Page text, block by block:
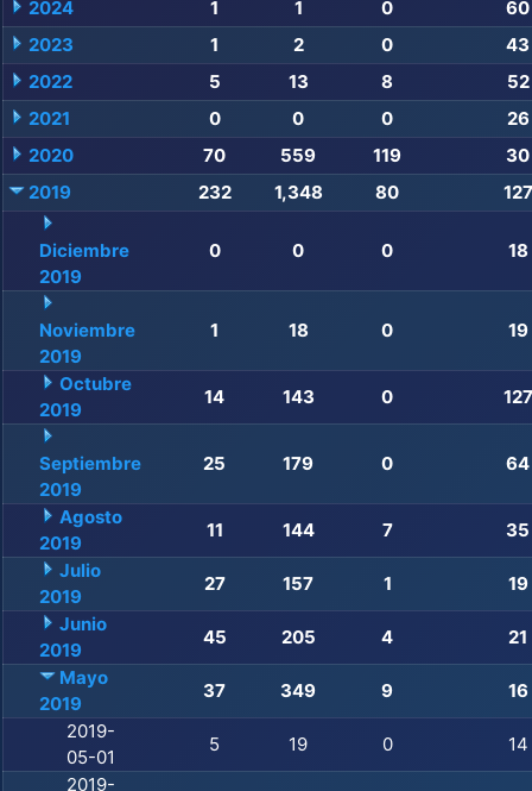
2024 1 1 0
60
2023
1 2 0
43
2022
5 13 8
52
2021
0 0 0
26
2020
70 559 119
30
2019
232 1,348 80 127
Diciembre
2019
0 0 0 18
Noviembre
2019
1 18 0 19
Octubre
2019
14 143 0 127
Septiembre
2019
25 179 0 64
Agosto
2019
11 144 7
35
Julio
2019
27 157 1
19
Junio
2019
45 205 4
21
Mayo
2019
37 349 9
16
2019-
05-01
5 19 0
14
2019-